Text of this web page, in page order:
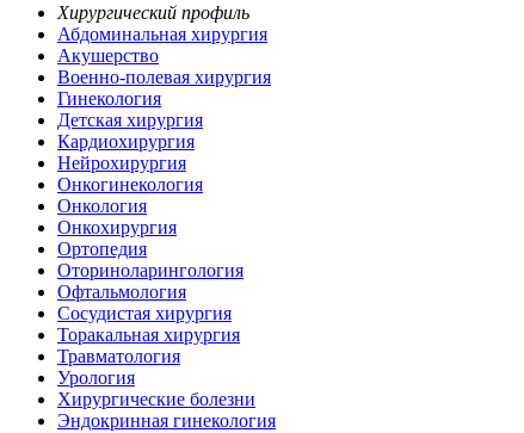
Хирургический профиль
Абдоминальная хирургия
Акушерство
Военно-полевая хирургия
Гинекология
Детская хирургия
Кардиохирургия
Нейрохирургия
Онкогинекология
Онкология
Онкохирургия
Ортопедия
Оториноларингология
Офтальмология
Сосудистая хирургия
Торакальная хирургия
Травматология
Урология
Хирургические болезни
Эндокринная гинекология